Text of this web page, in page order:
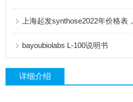
上海起发synthose2022年价格表
bayoubiolabs L-100说明书
详细介绍